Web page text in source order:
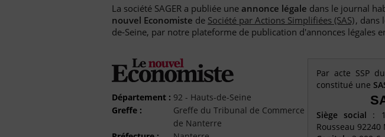
La société SAGER a publiée une annonce légale dans le journal
nouvel Economiste de Société par Actions Simplifiées (SAS), dans
de-Seine, par notre plateforme de publication d'annonces légales
Département : 92 - Hauts-de-Seine
Greffe :
Greffe du Tribunal de Commerce
de Nanterre
Par acte SSP
constitué une
Siège social :
Rousseau 92240